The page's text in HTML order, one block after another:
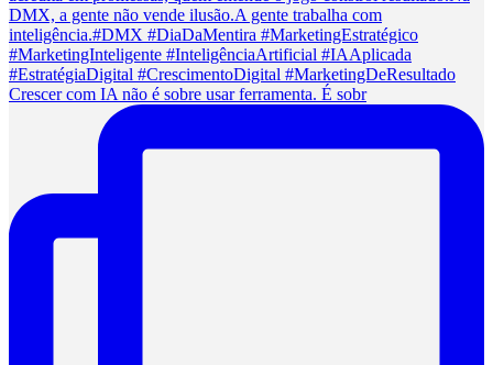
Crescer com IA não é sobre usar ferramenta. É sobr